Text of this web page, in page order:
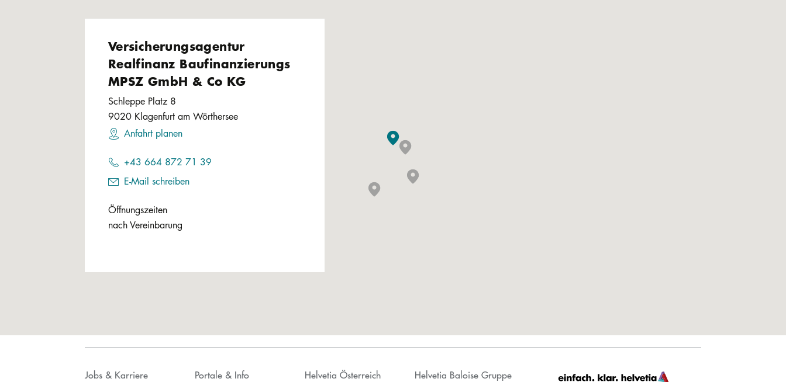
Versicherungsagentur
Realfinanz Baufinanzierungs
MPSZ GmbH & Co KG
Schleppe Platz 8
9020 Klagenfurt am Wörthersee
Anfahrt planen
+43 664 872 71 39
E-Mail schreiben
Öffnungszeiten
nach Vereinbarung
Jobs & Karriere Portale & Info Helvetia Österreich Helvetia Baloise Gruppe